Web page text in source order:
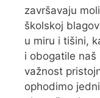
završavaju
školskoj
u miru i tišini,
i obogatile naš
važnost
ophodimo